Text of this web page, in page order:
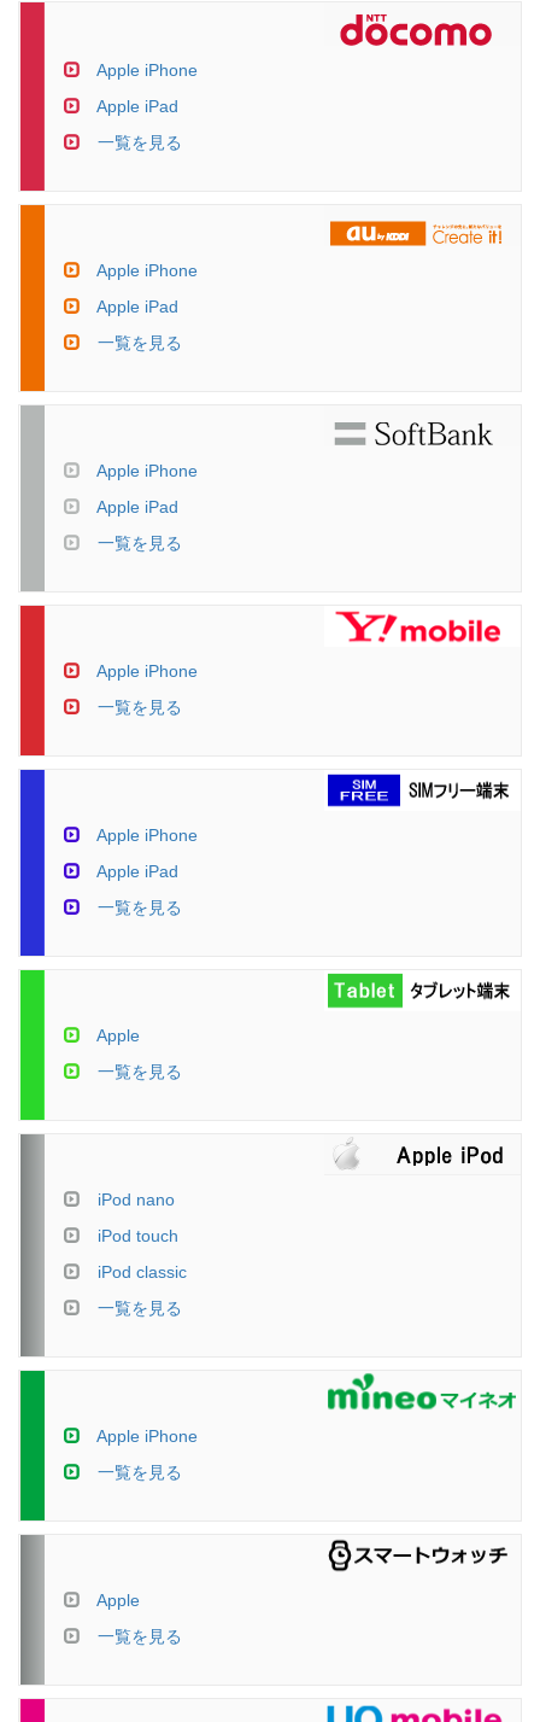
Apple iPhone
Apple iPad
一覧を見る
Apple iPhone
Apple iPad
一覧を見る
Apple iPhone
Apple iPad
一覧を見る
Apple iPhone
一覧を見る
Apple iPhone
Apple iPad
一覧を見る
Apple
一覧を見る
iPod nano
iPod touch
iPod classic
一覧を見る
Apple iPhone
一覧を見る
Apple
一覧を見る